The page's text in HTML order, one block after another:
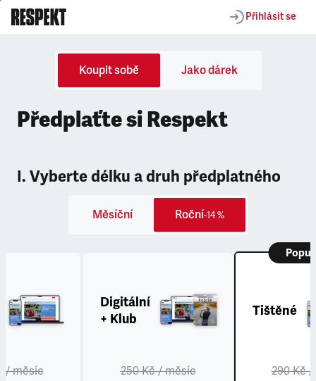
Přihlásit se
Koupit sobě Jako dárek
Předplaťte si Respekt
I. Vyberte délku a druh předplatného
Měsíční Roční-14 %
/ měsíc
Digitální
+ Klub
250 Kč/ měsíc
Tištěné
290 Kč/